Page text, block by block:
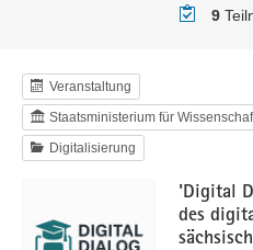
Teilnehmer
9
Veranstaltung
Staatsministerium für
Digitalisierung
'Digital
des